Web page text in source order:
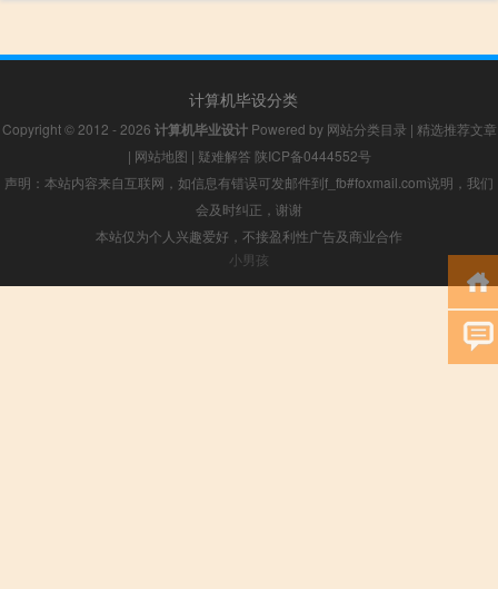
计算机毕设分类
Copyright © 2012 - 2026 计算机毕业设计Powered by 网站分类目录 | 精选推荐文章
| 网站地图 | 疑难解答 陕ICP备0444552号
声明：本站内容来自互联网，如信息有错误可发邮件到f_fb#foxmail.com说明，我们
会及时纠正，谢谢
本站仅为个人兴趣爱好，不接盈利性广告及商业合作
小男孩